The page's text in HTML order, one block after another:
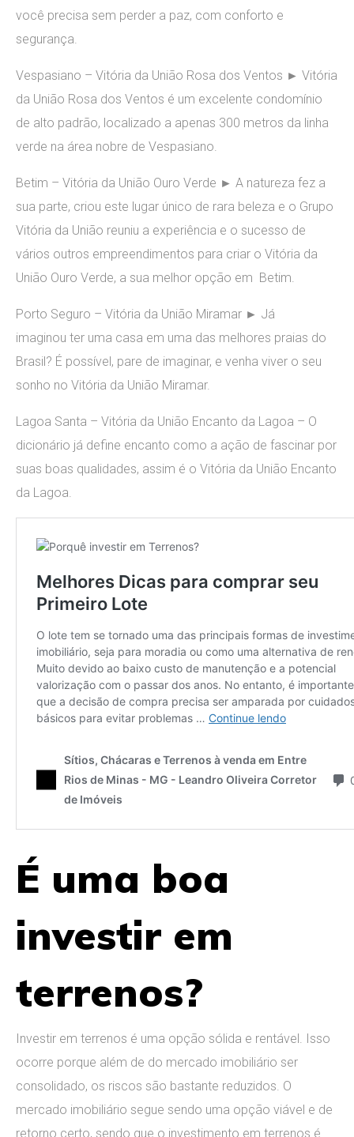
você precisa sem perder a paz, com conforto e
segurança.
Vespasiano – Vitória da União Rosa dos Ventos ► Vitória
da União Rosa dos Ventos é um excelente condomínio
de alto padrão, localizado a apenas 300 metros da linha
verde na área nobre de Vespasiano.
Betim – Vitória da União Ouro Verde ► A natureza fez a
sua parte, criou este lugar único de rara beleza e o Grupo
Vitória da União reuniu a experiência e o sucesso de
vários outros empreendimentos para criar o Vitória da
União Ouro Verde, a sua melhor opção em Betim.
Porto Seguro – Vitória da União Miramar ► Já
imaginou ter uma casa em uma das melhores praias do
Brasil? É possível, pare de imaginar, e venha viver o seu
sonho no Vitória da União Miramar.
Lagoa Santa – Vitória da União Encanto da Lagoa – O
dicionário já define encanto como a ação de fascinar por
suas boas qualidades, assim é o Vitória da União Encanto
da Lagoa.
É uma boa
investir em
terrenos?
Investir em terrenos é uma opção sólida e rentável. Isso
ocorre porque além de do mercado imobiliário ser
consolidado, os riscos são bastante reduzidos. O
mercado imobiliário segue sendo uma opção viável e de
retorno certo, sendo que o investimento em terrenos é